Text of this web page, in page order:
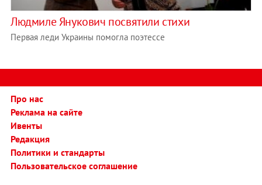
Людмиле Янукович посвятили стихи
Первая леди Украины помогла поэтессе
Про нас
Реклама на сайте
Ивенты
Редакция
Политики и стандарты
Пользовательское соглашение